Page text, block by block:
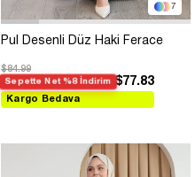
7
Pul Desenli Düz Haki Ferace
$84.99
Sepette Net %8 İndirim $77.83
Kargo Bedava